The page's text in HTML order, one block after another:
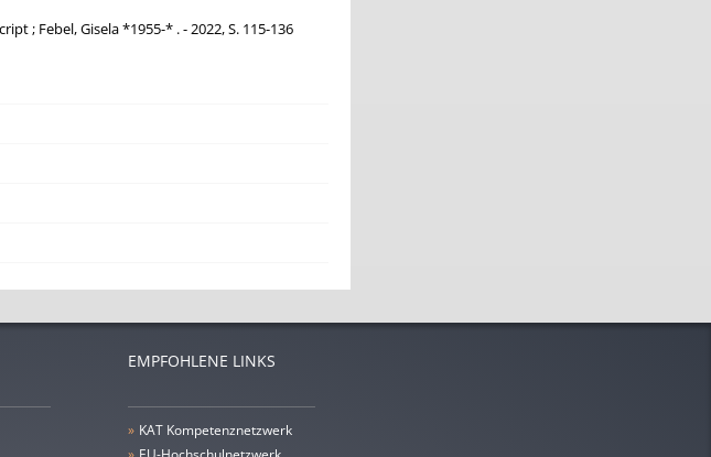
; Febel, Gisela *1955-* . - 2022, S. 115-136
EMPFOHLENE LINKS
» KAT Kompetenznetzwerk